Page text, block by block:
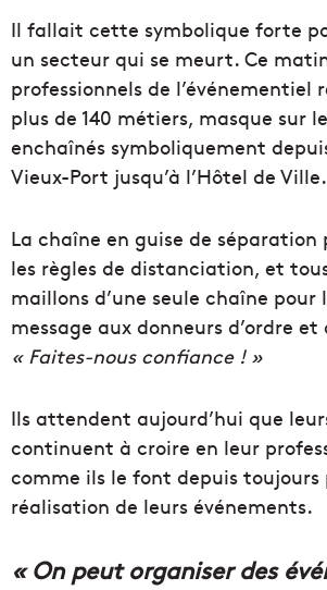
Il fallait cette symbolique forte
un secteur qui se meurt. Ce
professionnels de l’événementiel
plus de 140 métiers, masque sur
enchaînés symboliquement
Vieux-Port jusqu’à l’Hôtel de Ville.
La chaîne en guise de séparation
les règles de distanciation, et
maillons d’une seule chaîne pour
message aux donneurs d’ordre
« Faites-nous confiance ! »
Ils attendent aujourd’hui que
continuent à croire en leur
comme ils le font depuis toujours
réalisation de leurs événements.
« On peut organiser des